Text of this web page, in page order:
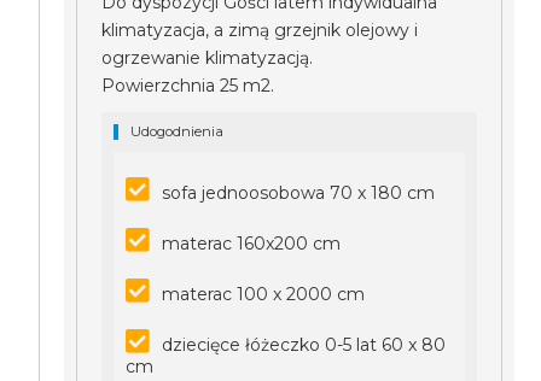
klimatyzacja, a zimą grzejnik olejowy i
ogrzewanie klimatyzacją.
Powierzchnia 25 m2.
Udogodnienia
sofa jednoosobowa 70 x 180 cm
materac 160x200 cm
materac 100 x 2000 cm
dziecięce łóżeczko 0-5 lat 60 x 80
cm